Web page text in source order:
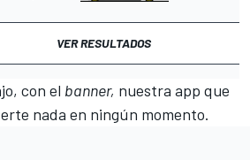
VER RESULTADOS
con el banner, nuestra app que
nada en ningún momento.